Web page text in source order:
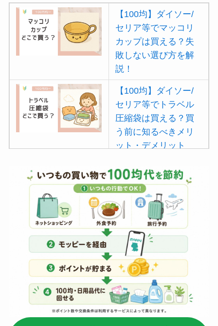
【100均】ダイソー/
セリア等でマッコリ
カップは買える？失
敗しない選び方を解
説！
【100均】ダイソー/
セリア等でトラベル
圧縮袋は買える？買
う前に知るべきメリ
ット・デメリット
【100均】ダイソー/
セリア等でポイズン
リムーバーは買え
る？使い方や選び方
を解説！
【100均】ダイソー/
セリア等でフロアラ
バーほうきは買え
る？選び方＆使い方
を徹底ガイド！